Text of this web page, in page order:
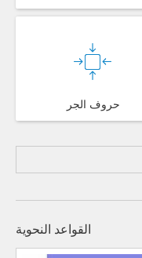
حروف الجر
القواعد النحوية